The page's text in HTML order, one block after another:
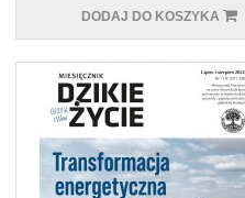
DODAJ DO KOSZYKA